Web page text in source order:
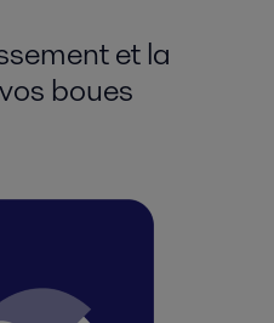
et la
boues